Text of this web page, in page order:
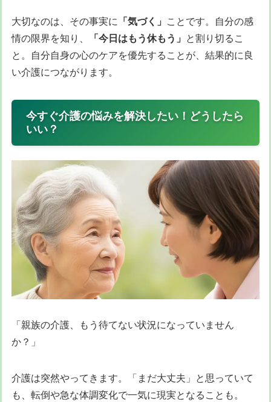
大切なのは、その事実に 「気づく」 ことです。自分の感
情の限界を知り、
「今日はもう休もう」 と割り切るこ
と。自分自身の心のケアを優先することが、結果的に良
い介護につながります。
今すぐ介護の悩みを解決したい！どうしたら
いい？
「親族の介護、もう待てない状況になっていません
か？」
介護は突然やってきます。「まだ大丈夫」と思っていて
も、転倒や急な体調変化で一気に現実となることも。